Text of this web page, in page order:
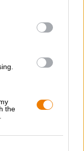
the
LTR